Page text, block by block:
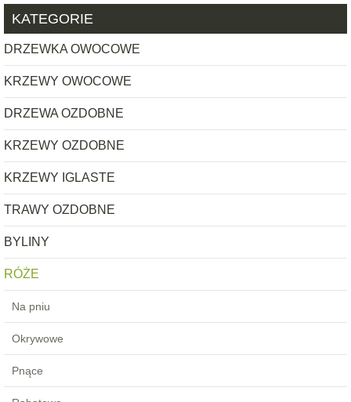
KATEGORIE
DRZEWKA OWOCOWE
KRZEWY OWOCOWE
DRZEWA OZDOBNE
KRZEWY OZDOBNE
KRZEWY IGLASTE
TRAWY OZDOBNE
BYLINY
RÓŻE
Na pniu
Okrywowe
Pnące